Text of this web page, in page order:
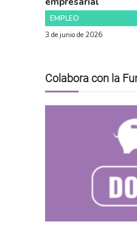
EMPLEO
3 de junio de 2026
Colabora con la